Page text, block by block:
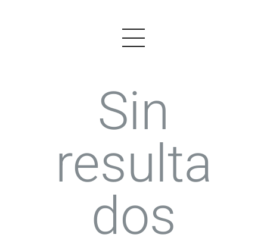
PRODUCTOS
EJEMPLOS
OPINIONES
PRECIOS
LOGIN
Sin
resulta
dos